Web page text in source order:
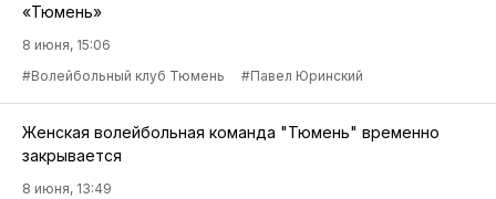
«Тюмень»
8 июня, 15:06
#Волейбольный клуб Тюмень
#Павел Юринский
Женская волейбольная команда "Тюмень" временно
закрывается
8 июня, 13:49